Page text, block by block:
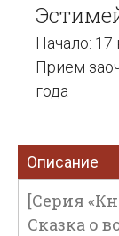
Начало: 17
Прием
года
Описание
[Серия
Сказка о